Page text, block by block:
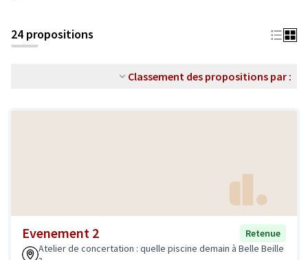
24 propositions
Classement des propositions par :
Evenement 2
Retenue
Atelier de concertation : quelle piscine demain à Belle Beille